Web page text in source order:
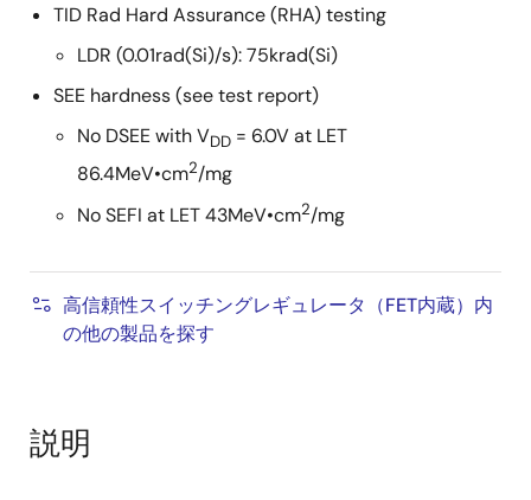
TID Rad Hard Assurance (RHA) testing
LDR (0.01rad(Si)/s): 75krad(Si)
SEE hardness (see test report)
No DSEE with VDD = 6.0V at LET
86.4MeV•cm2/mg
No SEFI at LET 43MeV•cm2/mg
高信頼性スイッチングレギュレータ（FET内蔵）内
の他の製品を探す
説明